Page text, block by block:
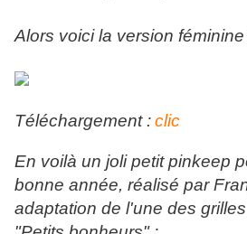
Alors voici la version féminine
Téléchargement :clic
En voilà un joli petit pinkeep
bonne année, réalisé par
adaptation de l'une des